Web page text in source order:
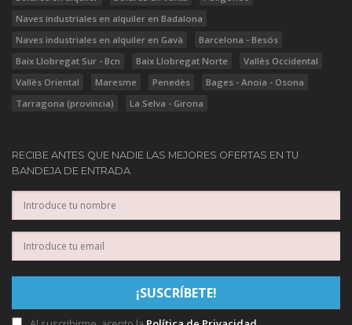
Naves industriales en alquiler en Badalona
Naves industriales en alquiler en Gavà
Barcelona - Besós
Baix Llobregat Sur - Bcn
Baix Llobregat Norte
Vallès Occidental
Vallès Oriental
Maresme Penedès
Bages - Anoia - Osona
Tarragona (provincia)
La Selva - Girona
RECIBE ANTES QUE NADIE LAS MEJORES OFERTAS EN TU
BANDEJA DE ENTRADA